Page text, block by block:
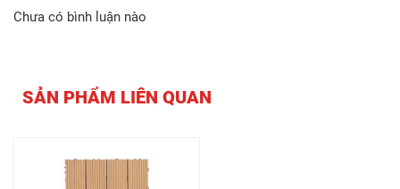
Chưa có bình luận nào
SẢN PHẨM LIÊN QUAN